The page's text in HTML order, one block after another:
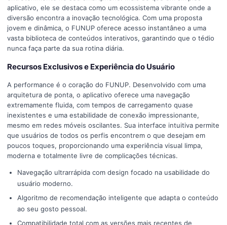
aplicativo, ele se destaca como um ecossistema vibrante onde a
diversão encontra a inovação tecnológica. Com uma proposta
jovem e dinâmica, o FUNUP oferece acesso instantâneo a uma
vasta biblioteca de conteúdos interativos, garantindo que o tédio
nunca faça parte da sua rotina diária.
Recursos Exclusivos e Experiência do Usuário
A performance é o coração do FUNUP. Desenvolvido com uma
arquitetura de ponta, o aplicativo oferece uma navegação
extremamente fluida, com tempos de carregamento quase
inexistentes e uma estabilidade de conexão impressionante,
mesmo em redes móveis oscilantes. Sua interface intuitiva permite
que usuários de todos os perfis encontrem o que desejam em
poucos toques, proporcionando uma experiência visual limpa,
moderna e totalmente livre de complicações técnicas.
Navegação ultrarrápida com design focado na usabilidade do
usuário moderno.
Algoritmo de recomendação inteligente que adapta o conteúdo
ao seu gosto pessoal.
Compatibilidade total com as versões mais recentes de